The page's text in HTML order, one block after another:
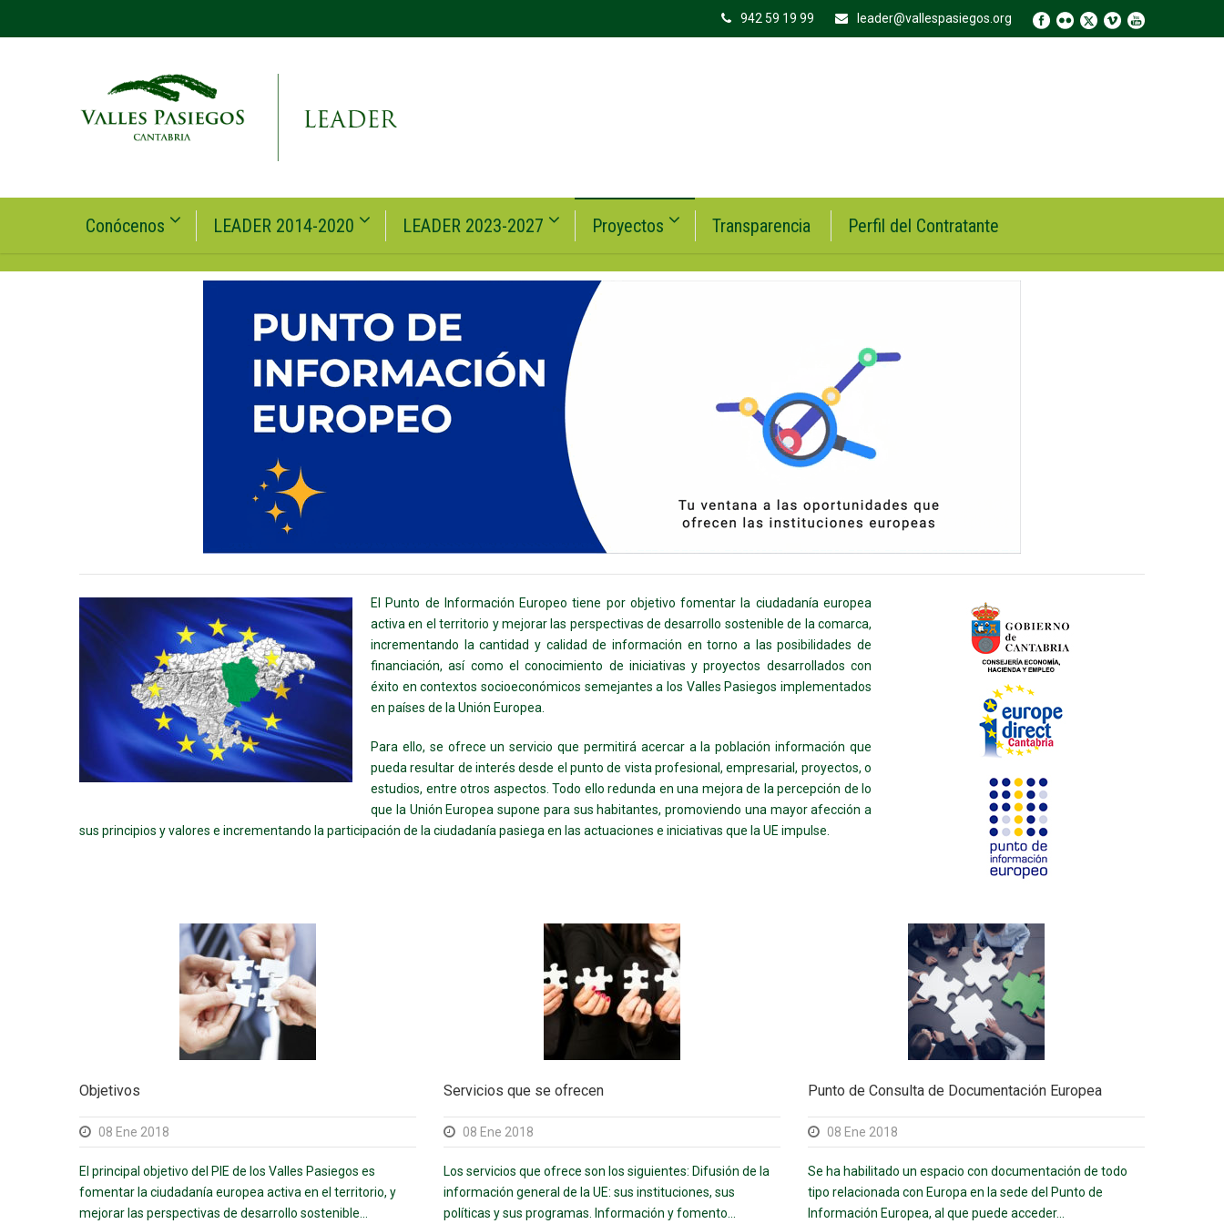
942 59 19 99 leader@vallespasiegos.org
Conócenos LEADER 2014-2020 LEADER 2023-2027 Proyectos Transparencia Perfil del Contratante
El Punto de Información Europeo tiene por objetivo fomentar la ciudadanía europea
activa en el territorio y mejorar las perspectivas de desarrollo sostenible de la comarca,
incrementando la cantidad y calidad de información en torno a las posibilidades de
financiación, así como el conocimiento de iniciativas y proyectos desarrollados con
éxito en contextos socioeconómicos semejantes a los Valles Pasiegos implementados
en países de la Unión Europea.
Para ello, se ofrece un servicio que permitirá acercar a la población información que
pueda resultar de interés desde el punto de vista profesional, empresarial, proyectos, o
estudios, entre otros aspectos. Todo ello redunda en una mejora de la percepción de lo
que la Unión Europea supone para sus habitantes, promoviendo una mayor afección a
sus principios y valores e incrementando la participación de la ciudadanía pasiega en las actuaciones e iniciativas que la UE impulse.
Objetivos
08 Ene 2018
El principal objetivo del PIE de los Valles Pasiegos es
fomentar la ciudadanía europea activa en el territorio, y
mejorar las perspectivas de desarrollo sostenible...
Servicios que se ofrecen
08 Ene 2018
Los servicios que ofrece son los siguientes: Difusión de la
información general de la UE: sus instituciones, sus
políticas y sus programas. Información y fomento...
Punto de Consulta de Documentación Europea
08 Ene 2018
Se ha habilitado un espacio con documentación de todo
tipo relacionada con Europa en la sede del Punto de
Información Europea, al que puede acceder...